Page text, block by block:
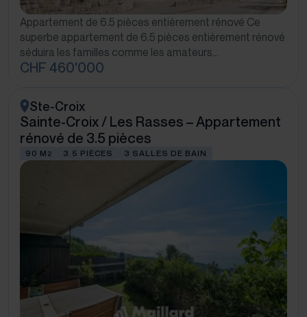
Appartement de 6.5 pièces entièrement rénové Ce
superbe appartement de 6.5 pièces entièrement rénové
séduira les familles comme les amateurs…
CHF 460'000
Ste-Croix
Sainte-Croix / Les Rasses – Appartement
rénové de 3.5 pièces
90 M 2 3.5 PIÈCES 3 SALLES DE BAIN